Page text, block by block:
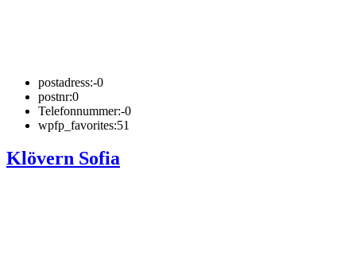
postadress:-0
postnr:0
Telefonnummer:-0
wpfp_favorites:51
Klövern Sofia